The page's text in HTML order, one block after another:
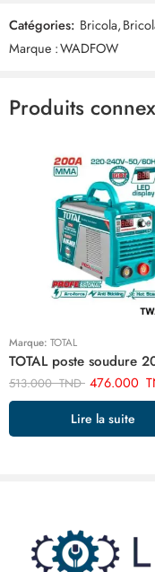
Commentaires
Il n'y a pas encore de
Catégories: Bricola,
Marque :WADFOW
Produits
Marque: TOTAL
513.000TND 476.000
Lire la suite